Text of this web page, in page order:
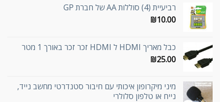
רביעיית (4) סוללות AA של חברת GP
₪10.00
כבל מאריך HDMI ל HDMI זכר זכר באורך 1 מטר
₪25.00
מיני מיקרופון איכותי עם חיבור סטנדרטי מחשב נייד,
נייח או טלפון סלולרי